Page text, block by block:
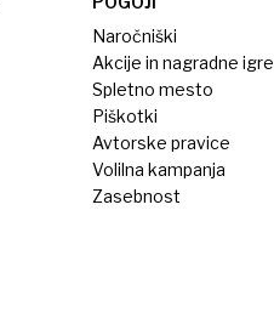
Naročniški
Akcije in nagradne igre
Spletno mesto
Piškotki
Avtorske pravice
Volilna kampanja
Zasebnost